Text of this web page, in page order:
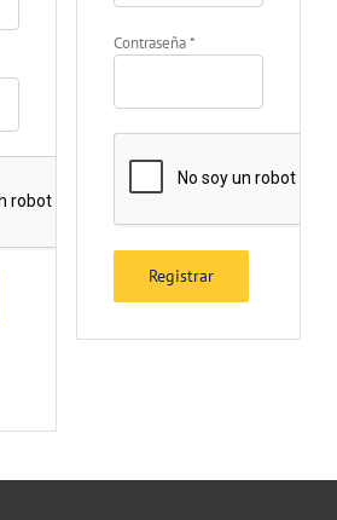
Contraseña*
Registrar